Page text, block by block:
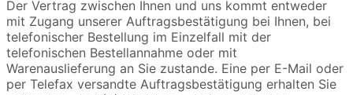
Der Vertrag zwischen Ihnen und uns kommt entweder
mit Zugang unserer Auftragsbestätigung bei Ihnen, bei
telefonischer Bestellung im Einzelfall mit der
telefonischen Bestellannahme oder mit
Warenauslieferung an Sie zustande. Eine per E-Mail oder
per Telefax versandte Auftragsbestätigung erhalten Sie